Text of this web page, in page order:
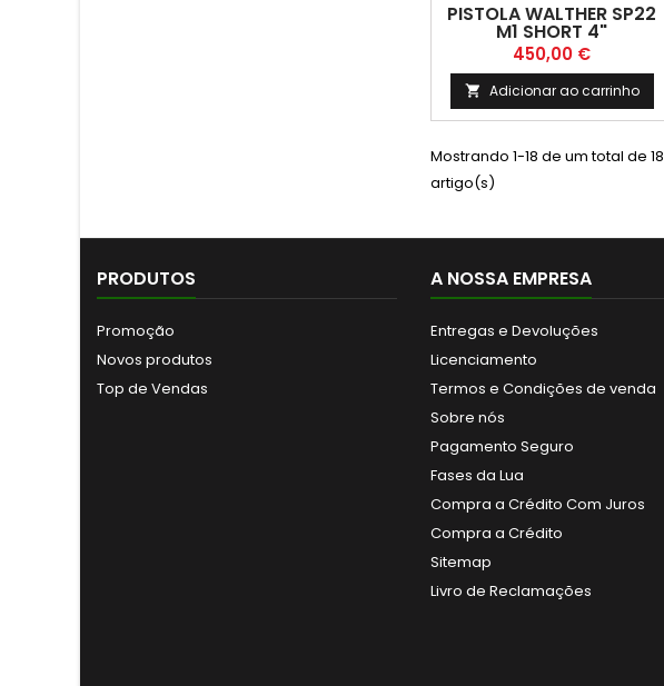
PISTOLA WALTHER SP22
M1 SHORT 4"
Preço
450,00 €
 Adicionar ao carrinho
Mostrando 1-18 de um total de 18
artigo(s)
PRODUTOS
Promoção
Novos produtos
Top de Vendas
A NOSSA EMPRESA
Entregas e Devoluções
Licenciamento
Termos e Condições de venda
Sobre nós
Pagamento Seguro
Fases da Lua
Compra a Crédito Com Juros
Compra a Crédito
Sitemap
Livro de Reclamações